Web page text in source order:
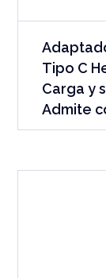
Tipo C
Carga y
Admite